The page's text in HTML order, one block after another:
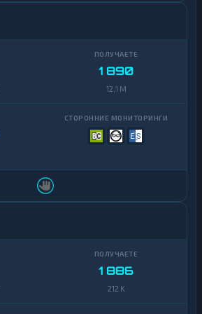
1 890
12,1 M
1 886
212 K